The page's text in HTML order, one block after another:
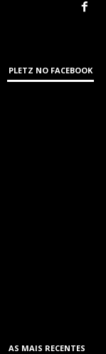
PLETZ NO FACEBOOK
AS MAIS RECENTES